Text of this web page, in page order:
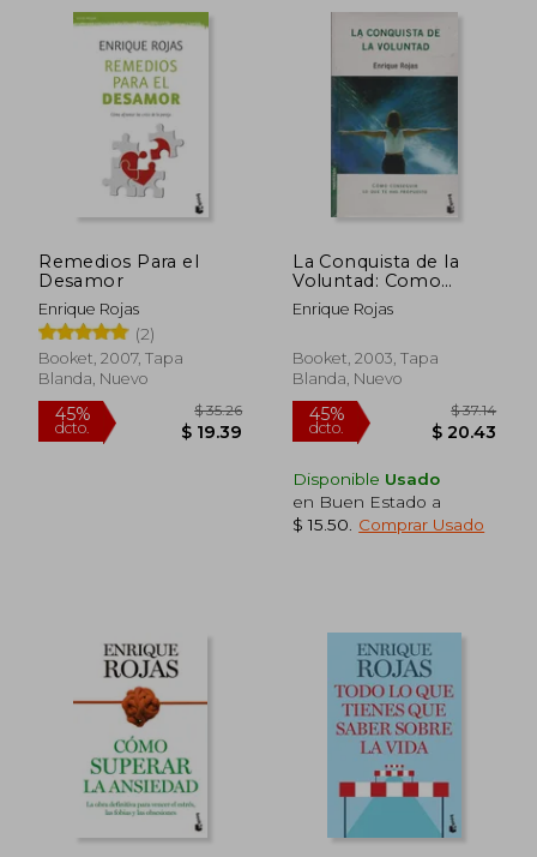
45%
dcto.
45%
dcto.
Remedios Para el
Desamor
Enrique Rojas
(2)
Booket, 2007, Tapa
Blanda, Nuevo
La Conquista de la
Voluntad: Como
Conseguir lo que te
has p Ropuesto
Enrique Rojas
Booket, 2003, Tapa
Blanda, Nuevo
Disponible Usado
en Buen Estado a
$ 15.50
Comprar Usado